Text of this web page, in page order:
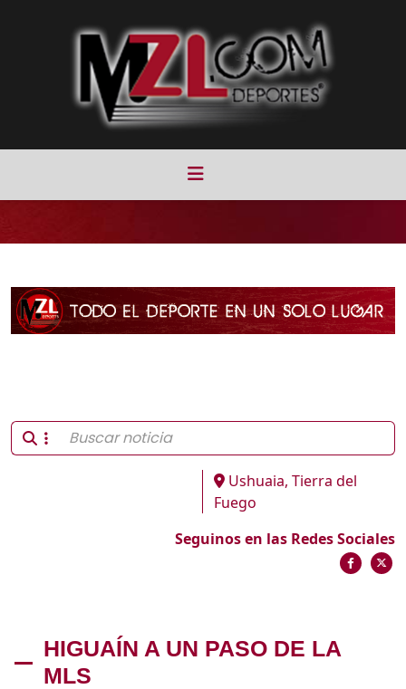
Ushuaia, Tierra del
Fuego
Seguinos en las Redes Sociales
HIGUAÍN A UN PASO DE LA
MLS